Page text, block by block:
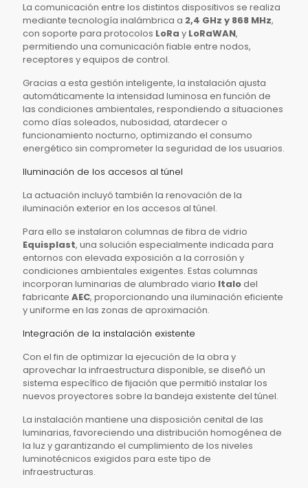
La comunicación entre los distintos dispositivos se realiza
mediante tecnología inalámbrica a 2,4 GHz y 868 MHz,
con soporte para protocolos LoRa y LoRaWAN,
permitiendo una comunicación fiable entre nodos,
receptores y equipos de control.
Gracias a esta gestión inteligente, la instalación ajusta
automáticamente la intensidad luminosa en función de
las condiciones ambientales, respondiendo a situaciones
como días soleados, nubosidad, atardecer o
funcionamiento nocturno, optimizando el consumo
energético sin comprometer la seguridad de los usuarios.
Iluminación de los accesos al túnel
La actuación incluyó también la renovación de la
iluminación exterior en los accesos al túnel.
Para ello se instalaron columnas de fibra de vidrio
Equisplast, una solución especialmente indicada para
entornos con elevada exposición a la corrosión y
condiciones ambientales exigentes. Estas columnas
incorporan luminarias de alumbrado viario Italodel
fabricante AEC, proporcionando una iluminación eficiente
y uniforme en las zonas de aproximación.
Integración de la instalación existente
Con el fin de optimizar la ejecución de la obra y
aprovechar la infraestructura disponible, se diseñó un
sistema específico de fijación que permitió instalar los
nuevos proyectores sobre la bandeja existente del túnel.
La instalación mantiene una disposición cenital de las
luminarias, favoreciendo una distribución homogénea de
la luz y garantizando el cumplimiento de los niveles
luminotécnicos exigidos para este tipo de
infraestructuras.